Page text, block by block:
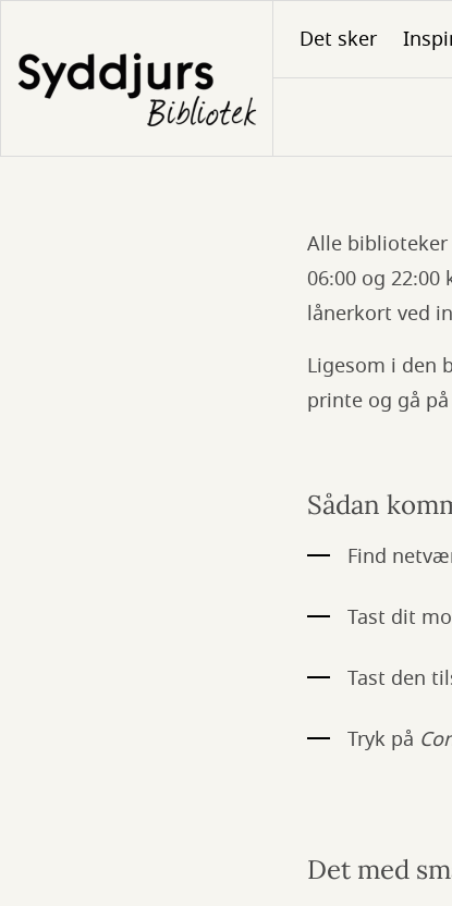
hovedindhold
Det sker
Alle biblioteker
06:00 og
lånerkort ved
Ligesom i den
printe og gå
Sådan
Find
Tast dit
Tast den
Tryk på
Det med